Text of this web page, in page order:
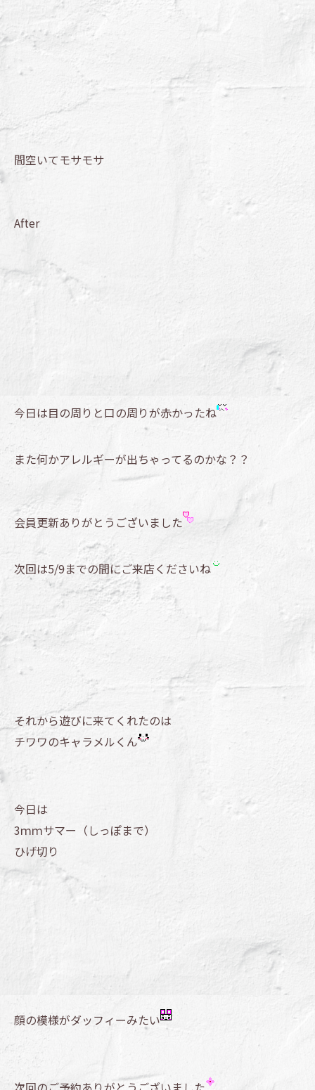
間空いてモサモサ
After
今日は目の周りと口の周りが赤かったね
また何かアレルギーが出ちゃってるのかな？？
会員更新ありがとうございました
次回は5/9までの間にご来店くださいね
それから遊びに来てくれたのは
チワワのキャラメルくん
今日は
3ｍｍサマー（しっぽまで）
ひげ切り
顔の模様がダッフィーみたい